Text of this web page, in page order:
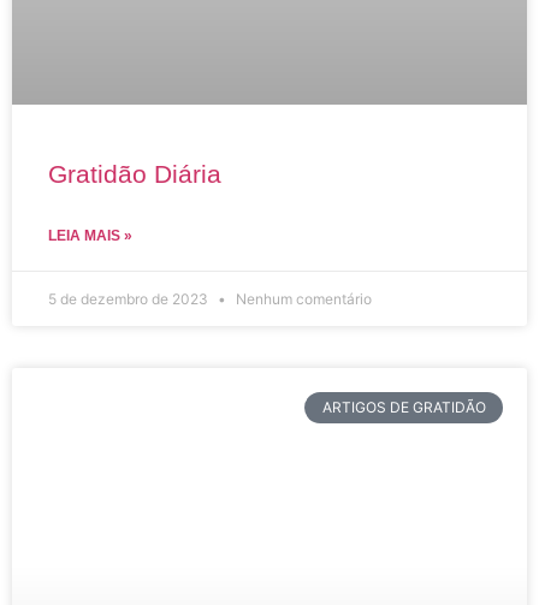
Gratidão Diária
LEIA MAIS »
5 de dezembro de 2023 Nenhum comentário
ARTIGOS DE GRATIDÃO